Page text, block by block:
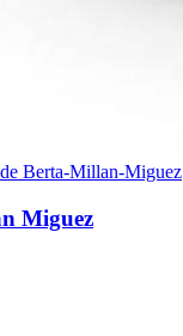
Berta-Millan-Miguez
Miguez